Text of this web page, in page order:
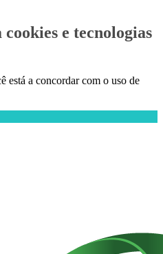
e tecnologias
está a concordar com o uso de